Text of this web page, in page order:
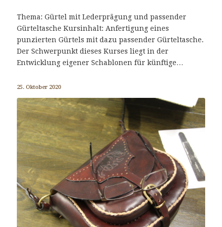
Thema: Gürtel mit Lederprägung und passender
Gürteltasche Kursinhalt: Anfertigung eines
punzierten Gürtels mit dazu passender Gürteltasche.
Der Schwerpunkt dieses Kurses liegt in der
Entwicklung eigener Schablonen für künftige…
25. Oktober 2020